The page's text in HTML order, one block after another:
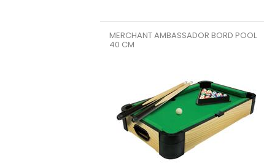
MERCHANT AMBASSADOR BORD POOL
40 CM